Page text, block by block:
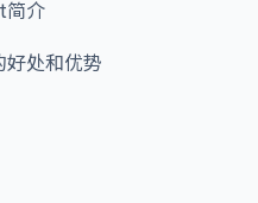
简介
处和优势